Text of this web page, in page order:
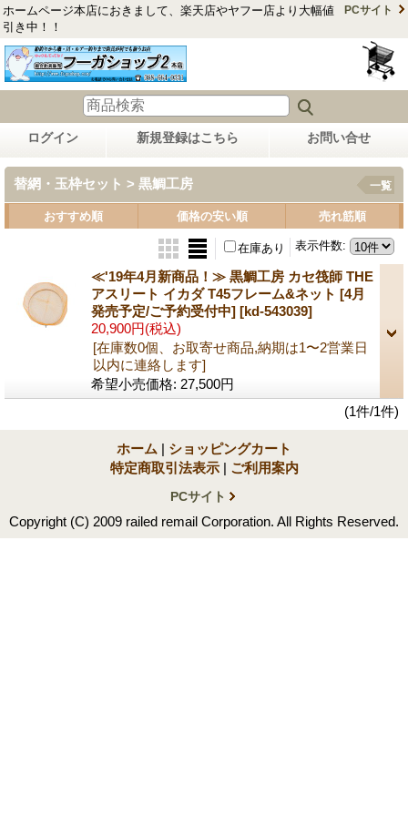
ホームページ本店におきまして、楽天店やヤフー店より大幅値
引き中！！
PCサイト
ログイン 新規登録はこちら お問い合せ
替網・玉枠セット > 黒鯛工房 一覧
おすすめ順 価格の安い順 売れ筋順
表示件数:
在庫あり
≪'19年4月新商品！≫ 黒鯛工房 カセ筏師 THE
アスリート イカダ T45フレーム&ネット [4月
発売予定/ご予約受付中] [kd-543039]
20,900円(税込)
[在庫数0個、お取寄せ商品,納期は1〜2営業日
以内に連絡します]
希望小売価格: 27,500円
(1件/1件)
ホーム | ショッピングカート
特定商取引法表示 | ご利用案内
PCサイト
Copyright (C) 2009 railed remail Corporation. All Rights Reserved.